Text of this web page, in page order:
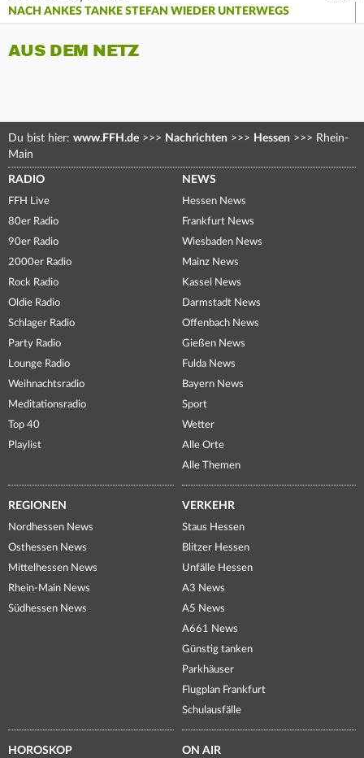
NACH ANKES TANKE STEFAN WIEDER UNTERWEGS
AUS DEM NETZ
Du bist hier: www.FFH.de >>> Nachrichten >>> Hessen >>> Rhein-
Main
RADIO
FFH Live
80er Radio
90er Radio
2000er Radio
Rock Radio
Oldie Radio
Schlager Radio
Party Radio
Lounge Radio
Weihnachtsradio
Meditationsradio
Top 40
Playlist
NEWS
Hessen News
Frankfurt News
Wiesbaden News
Mainz News
Kassel News
Darmstadt News
Offenbach News
Gießen News
Fulda News
Bayern News
Sport
Wetter
Alle Orte
Alle Themen
REGIONEN
Nordhessen News
Osthessen News
Mittelhessen News
Rhein-Main News
Südhessen News
VERKEHR
Staus Hessen
Blitzer Hessen
Unfälle Hessen
A3 News
A5 News
A661 News
Günstig tanken
Parkhäuser
Flugplan Frankfurt
Schulausfälle
HOROSKOP ON AIR